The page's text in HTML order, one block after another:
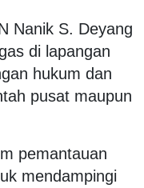
Nanik S. Deyang
di lapangan
hukum dan
pusat maupun
pemantauan
mendampingi